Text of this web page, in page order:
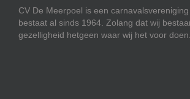
CV De Meerpoel is een
bestaat al sinds 1964. Zolang dat wij
gezelligheid hetgeen waar wij het voor doen.